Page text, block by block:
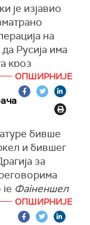
одржати
самиту у
Путина на
у Кини,
је изјавио
на
Русија има
кроз
о
заиста
Наше снаге
рекао је
ОПШИРНИЈЕ
бивше
и бившег
за
Фајненшел
ли би бивши
ОПШИРНИЈЕ